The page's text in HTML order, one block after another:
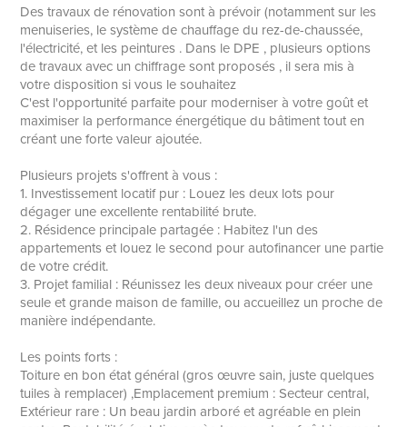
Des travaux de rénovation sont à prévoir (notamment sur les
menuiseries, le système de chauffage du rez-de-chaussée,
l'électricité, et les peintures . Dans le DPE , plusieurs options
de travaux avec un chiffrage sont proposés , il sera mis à
votre disposition si vous le souhaitez
C'est l'opportunité parfaite pour moderniser à votre goût et
maximiser la performance énergétique du bâtiment tout en
créant une forte valeur ajoutée.
Plusieurs projets s'offrent à vous :
1. Investissement locatif pur : Louez les deux lots pour
dégager une excellente rentabilité brute.
2. Résidence principale partagée : Habitez l'un des
appartements et louez le second pour autofinancer une partie
de votre crédit.
3. Projet familial : Réunissez les deux niveaux pour créer une
seule et grande maison de famille, ou accueillez un proche de
manière indépendante.
Les points forts :
Toiture en bon état général (gros œuvre sain, juste quelques
tuiles à remplacer) ,Emplacement premium : Secteur central,
Extérieur rare : Un beau jardin arboré et agréable en plein